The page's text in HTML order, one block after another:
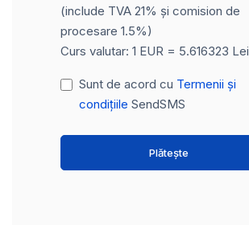
(include TVA 21% și comision de
procesare 1.5%)
Curs valutar: 1 EUR = 5.616323 Lei
Sunt de acord cu Termenii și
condițiile SendSMS
Plătește